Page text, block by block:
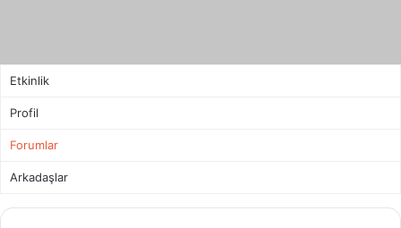
Etkinlik
Profil
Forumlar
Arkadaşlar